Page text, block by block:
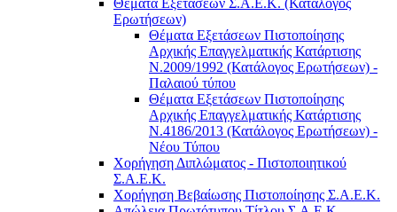
Θέματα Εξετάσεων Σ.Α.Ε.Κ. (Κατάλογος
Ερωτήσεων)
Θέματα Εξετάσεων Πιστοποίησης
Αρχικής Επαγγελματικής Κατάρτισης
Ν.2009/1992 (Κατάλογος Ερωτήσεων) -
Παλαιού τύπου
Θέματα Εξετάσεων Πιστοποίησης
Αρχικής Επαγγελματικής Κατάρτισης
Ν.4186/2013 (Κατάλογος Ερωτήσεων) -
Νέου Τύπου
Χορήγηση Διπλώματος - Πιστοποιητικού
Σ.Α.Ε.Κ.
Χορήγηση Βεβαίωσης Πιστοποίησης Σ.Α.Ε.Κ.